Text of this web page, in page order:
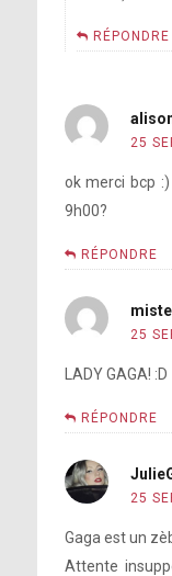
RÉPONDRE
25
ok merci bcp
9h00?
RÉPONDRE
25
LADY GAGA! :D
RÉPONDRE
25
Gaga est un
Attente